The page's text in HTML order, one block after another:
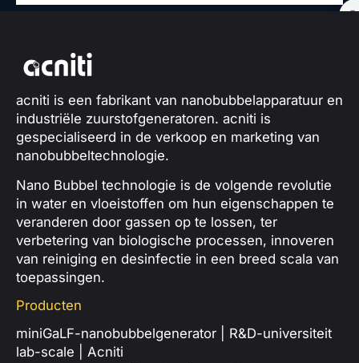
acniti is een fabrikant van nanobubbelapparatuur en
industriële zuurstofgeneratoren. acniti is
gespecialiseerd in de verkoop en marketing van
nanobubbeltechnologie.
Nano Bubbel technologie is de volgende revolutie
in water en vloeistoffen om hun eigenschappen te
veranderen door gassen op te lossen, ter
verbetering van biologische processen, innoveren
van reiniging en desinfectie in een breed scala van
toepassingen.
Producten
miniGaLF-nanobubbelgenerator | R&D-universiteit
lab-scale | Acniti